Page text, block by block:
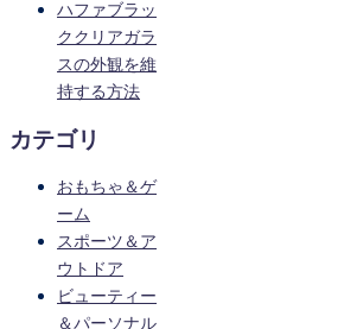
ハファブラッ
ククリアガラ
スの外観を維
持する方法
カテゴリ
おもちゃ＆ゲ
ーム
スポーツ＆ア
ウトドア
ビューティー
＆パーソナル